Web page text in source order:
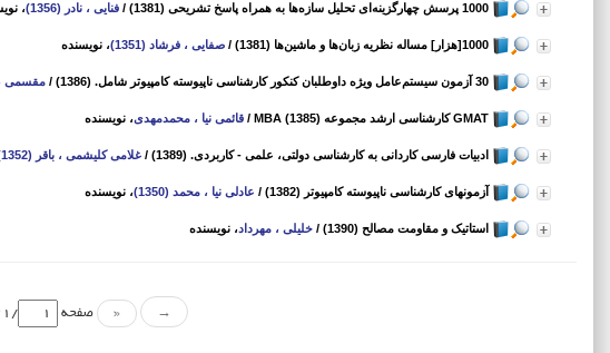
1000 پرسش چهارگزینه‌ای تحلیل سازه‌ها به همراه پاسخ تشریحی (1381) / فنایی ، نادر (1356) ،
1000[هزار] مساله نظریه زبان‌ها و ماشین‌ها (1381) / صفایی ، فرشاد (1351) ، نویسنده
30 آزمون سیستم‌عامل ویژه داوطلبان کنکور کارشناسی ناپیوسته کامپیوتر شامل. (1386) / مقسمی ،
GMAT کارشناسی ارشد مجموعه MBA (1385) / قائمی نیا ، محمدمهدی، نویسنده
ادبیات فارسی کاردانی به کارشناسی دولتی، علمی - کاربردی. (1389) / غلامی کلیشمی ، باقر (1352)
آزمونهای کارشناسی ناپیوسته کامپیوتر (1382) / عادلی نیا ، محمد (1350) ، نویسنده
استاتیک و مقاومت مصالح (1390) / خلیلی ، مهرداد، نویسنده
→
« صفحه /21